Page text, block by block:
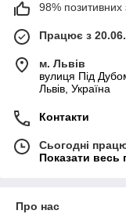
98% позитивних
Працює з
м. Львів
вулиця Під
Львів, Україна
Контакти
Сьогодні
Показати весь
Про нас